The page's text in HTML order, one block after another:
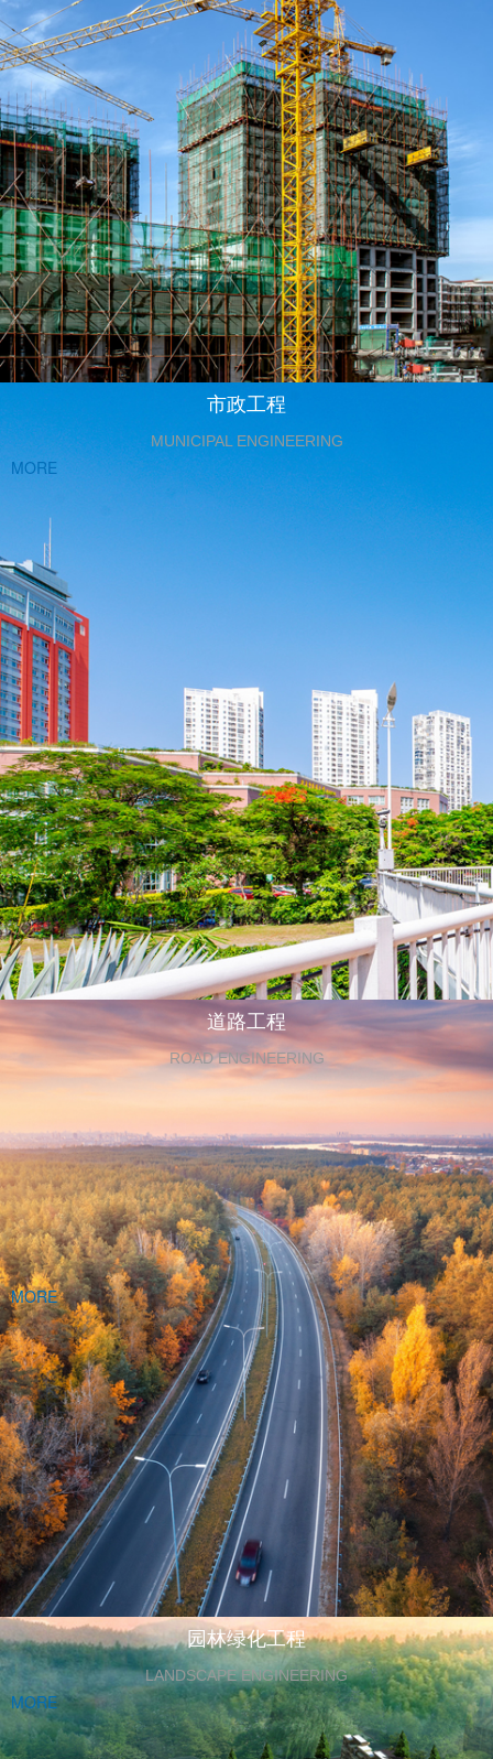
市政工程
MUNICIPAL ENGINEERING
MORE
道路工程
ROAD ENGINEERING
MORE
园林绿化工程
LANDSCAPE ENGINEERING
MORE